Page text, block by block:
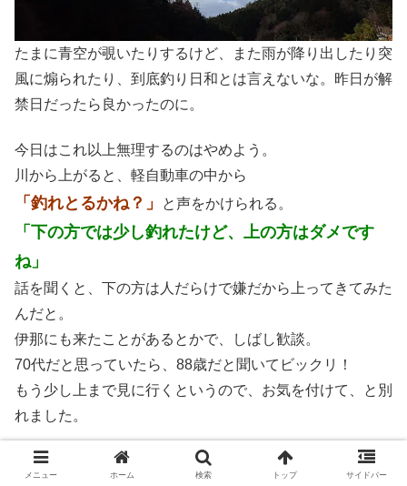
たまに青空が覗いたりするけど、また雨が降り出したり突
風に煽られたり、到底釣り日和とは言えないな。昨日が解
禁日だったら良かったのに。
今日はこれ以上無理するのはやめよう。
川から上がると、軽自動車の中から
「釣れとるかね？」 と声をかけられる。
「下の方では少し釣れたけど、上の方はダメです
ね」
話を聞くと、下の方は人だらけで嫌だから上ってきてみた
んだと。
伊那にも来たことがあるとかで、しばし歓談。
70代だと思っていたら、88歳だと聞いてビックリ！
もう少し上まで見に行くというので、お気を付けて、と別
れました。
後は、プラプラ釣り人何人かとお話して、お昼頃帰り支度
メニュー ホーム 検索 トップ サイドバー